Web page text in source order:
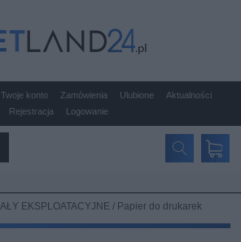
Twoje konto Zamówienia Ulubione
Aktualności
Rejestracja
Logowanie
EKSPLOATACYJNE / Papier do drukarek